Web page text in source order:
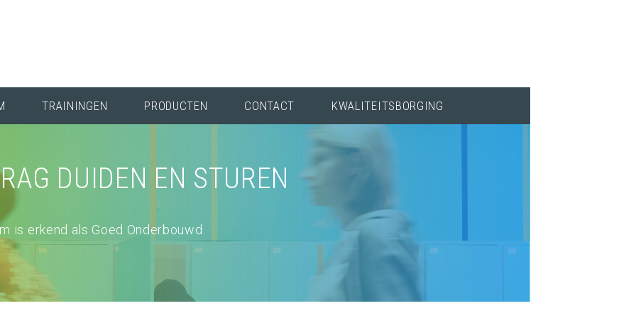
TRAININGEN PRODUCTEN CONTACT KWALITEITSBORGING
DUIDEN EN STUREN
is erkend als Goed Onderbouwd.